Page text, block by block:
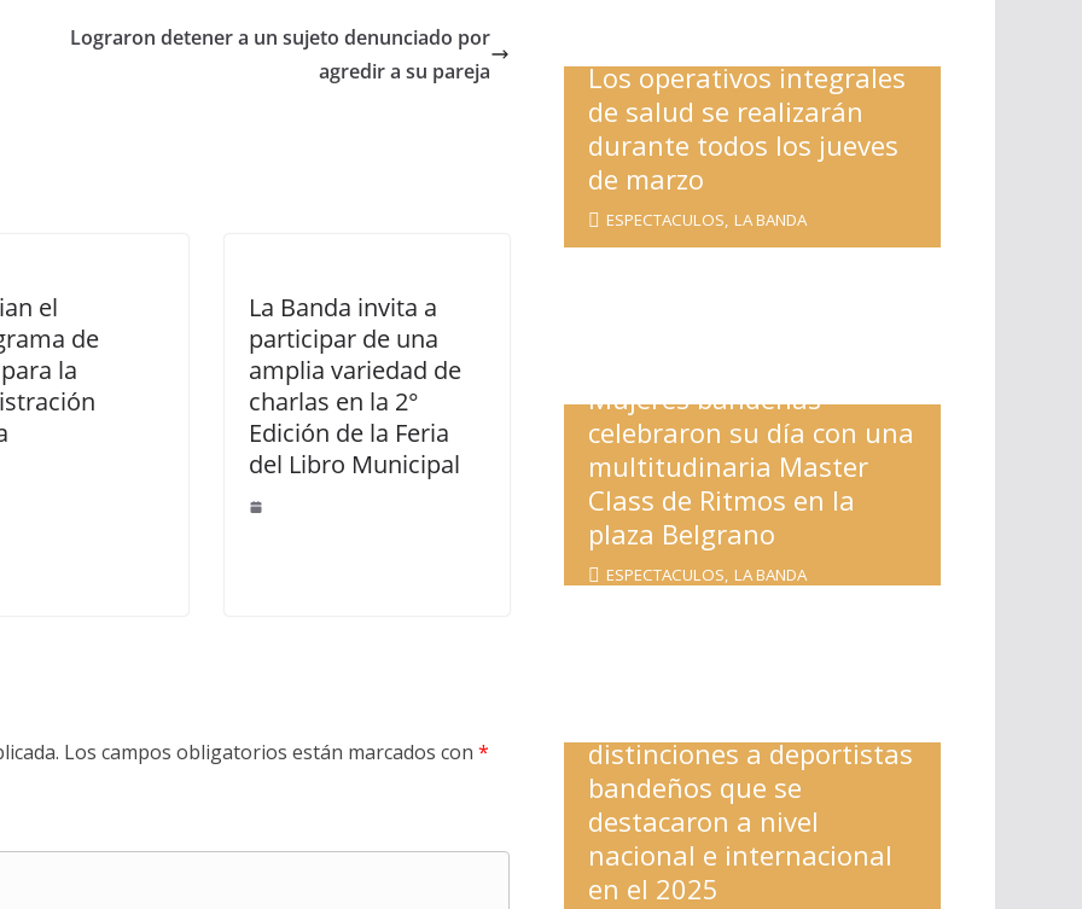
Lograron detener a un sujeto denunciado por
agredir a su pareja
el
de
la
La Banda invita a
participar de una
amplia variedad de
charlas en la 2°
Edición de la Feria
del Libro Municipal
Los campos obligatorios están marcados con *
Los operativos integrales
de salud se realizarán
durante todos los jueves
de marzo
ESPECTACULOS, LA BANDA
Mujeres bandeñas
celebraron su día con una
multitudinaria Master
Class de Ritmos en la
plaza Belgrano
ESPECTACULOS, LA BANDA
distinciones a deportistas
bandeños que se
destacaron a nivel
nacional e internacional
en el 2025